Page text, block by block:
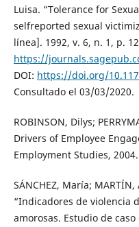
Luisa. “Tolerance for
selfreported sexual
línea]. 1992, v. 6, n. 1, p.
https://
DOI: https://doi.org/
Consultado el 03/03/2020.
ROBINSON, Dilys;
Drivers of Employee
Employment Studies, 2004.
SÁNCHEZ, María;
“Indicadores de violencia
amorosas. Estudio de